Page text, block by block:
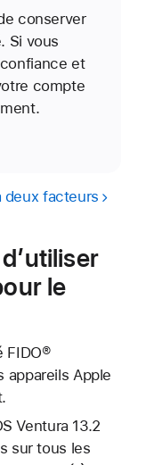
conserver
Si vous
et
compte
deux facteurs
le
FIDO®
appareils Apple
Ventura 13.2
sur tous les